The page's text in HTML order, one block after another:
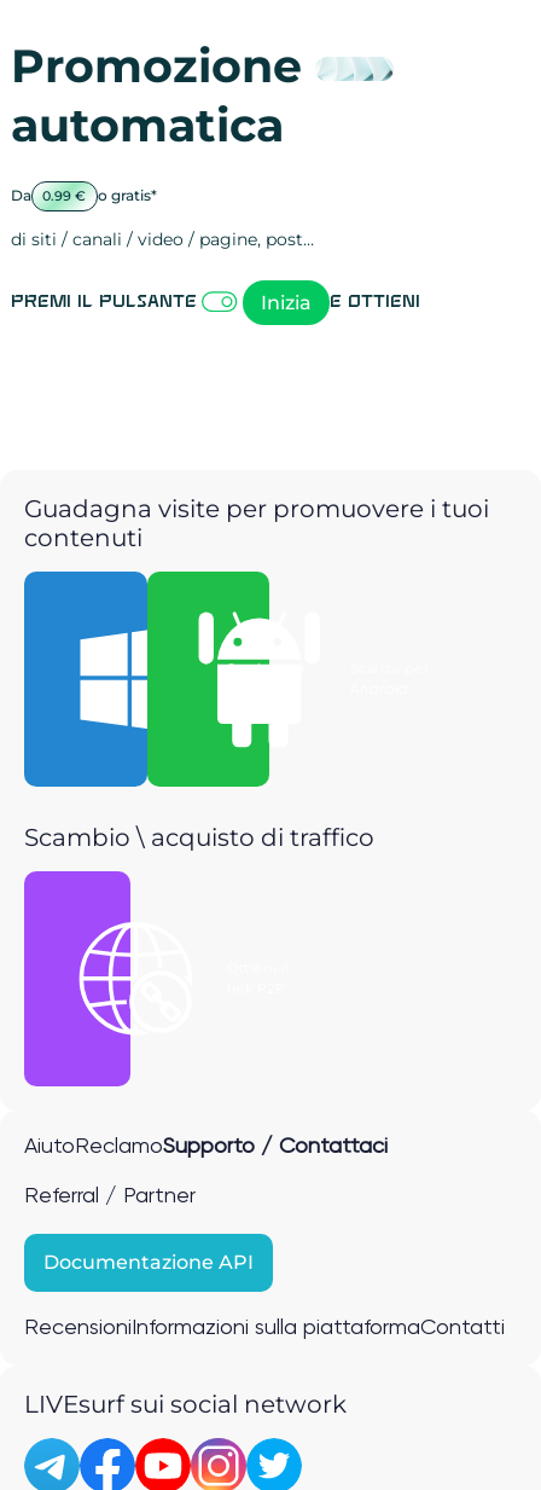
Promozione
automatica
Da 0.99 € o gratis*
di siti / canali / video / pagine, post…
Premi il pulsante Inizia e ottieni
Guadagna visite per promuovere i tuoi
contenuti
Scarica per
Scambio \ acquisto di traffico
Aiuto ReclamoSupporto / Contattaci
Referral / Partner
Documentazione API
Recensioni Informazioni sulla piattaformaContatti
LIVEsurf sui social network